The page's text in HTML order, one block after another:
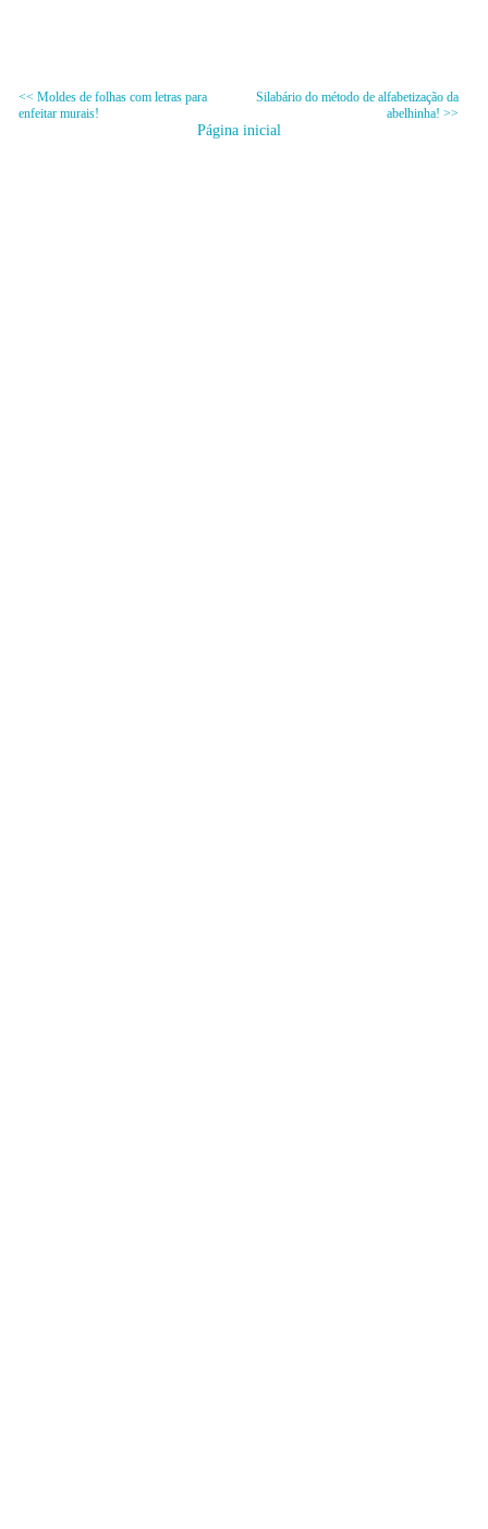
<< Moldes de folhas com letras para
enfeitar murais!
Silabário do método de alfabetização da
abelhinha! >>
Página inicial